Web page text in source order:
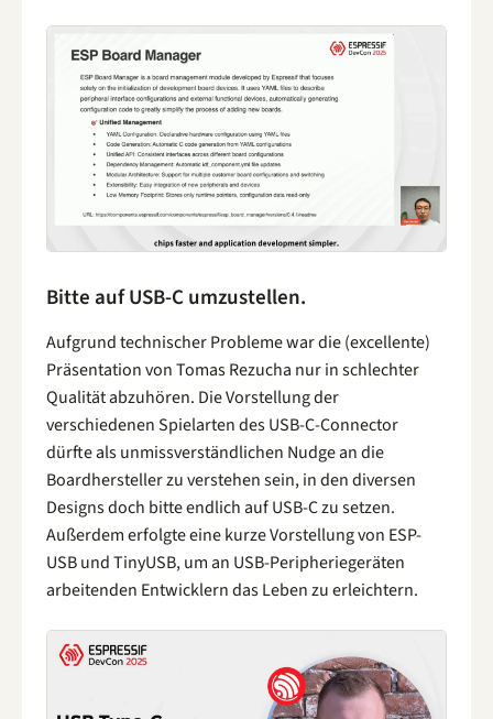
Bitte auf USB-C umzustellen.
Aufgrund technischer Probleme war die (excellente)
Präsentation von Tomas Rezucha nur in schlechter
Qualität abzuhören. Die Vorstellung der
verschiedenen Spielarten des USB-C-Connector
dürfte als unmissverständlichen Nudge an die
Boardhersteller zu verstehen sein, in den diversen
Designs doch bitte endlich auf USB-C zu setzen.
Außerdem erfolgte eine kurze Vorstellung von ESP-
USB und TinyUSB, um an USB-Peripheriegeräten
arbeitenden Entwicklern das Leben zu erleichtern.